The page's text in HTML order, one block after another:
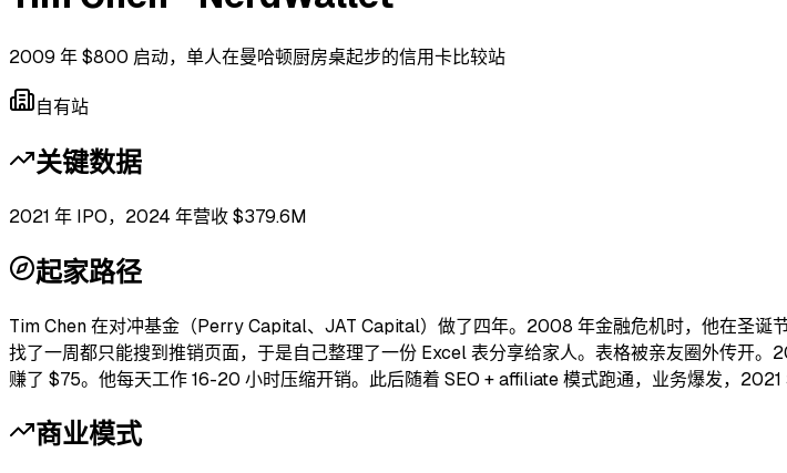
2009 年 $800 启动，单人在曼哈顿厨房桌起步的信用卡比较站
自有站
关键数据
2021 年 IPO，2024 年营收 $379.6M
起家路径
Tim Chen 在对冲基金（Perry Capital、JAT Capital）做了四年。2008 年金融危机时，他在圣
找了一周都只能搜到推销页面，于是自己整理了一份 Excel 表分享给家人。表格被亲友圈外传开
赚了 $75。他每天工作 16-20 小时压缩开销。此后随着 SEO + affiliate 模式跑通，业务爆发，
商业模式